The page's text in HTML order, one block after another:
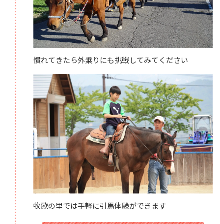
慣れてきたら外乗りにも挑戦してみてください
牧歌の里では手軽に引馬体験ができます